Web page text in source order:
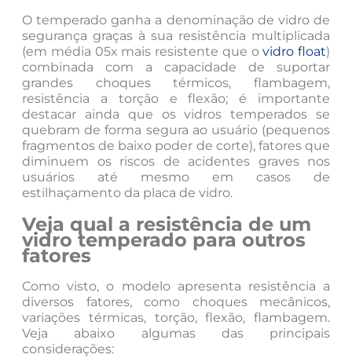
O temperado ganha a denominação de vidro de
segurança graças à sua resistência multiplicada
(em média 05x mais resistente que ovidro float)
combinada com a capacidade de suportar
grandes choques térmicos, flambagem,
resistência a torção e flexão; é importante
destacar ainda que os vidros temperados se
quebram de forma segura ao usuário (pequenos
fragmentos de baixo poder de corte), fatores que
diminuem os riscos de acidentes graves nos
usuários até mesmo em casos de
estilhaçamento da placa de vidro.
Veja qual a resistência de um
vidro temperado para outros
fatores
Como visto, o modelo apresenta resistência a
diversos fatores, como choques mecânicos,
variações térmicas, torção, flexão, flambagem.
Veja abaixo algumas das principais
considerações: